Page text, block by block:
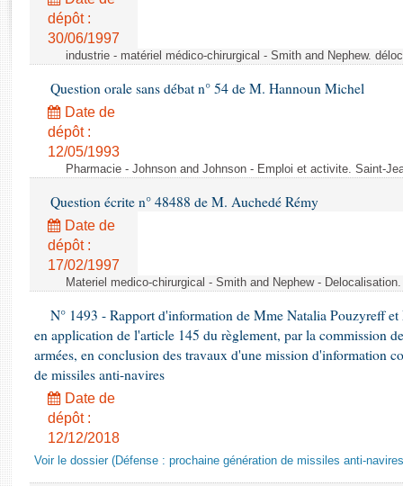
Rapports d'enquête
Rapports législatifs
Dossiers législatifs
Budget et sécurité sociale
Questions écrites et orales
dépôt :
30/06/1997
industrie - matériel médico-chirurgical - Smith and Nephew.
Question orale sans débat n° 54 de M. Hannoun Michel
Date de
dépôt :
12/05/1993
Pharmacie - Johnson and Johnson - Emploi et activite. Saint-
Question écrite n° 48488 de M. Auchedé Rémy
Date de
dépôt :
17/02/1997
Materiel medico-chirurgical - Smith and Nephew -
N° 1493 - Rapport d'information de Mme Natalia Pouzyreff
en application de l'article 145 du règlement, par la commission
armées, en conclusion des travaux d'une mission d'information
de missiles anti-navires
Date de
dépôt :
12/12/2018
Voir le dossier (Défense : prochaine génération de missiles anti-